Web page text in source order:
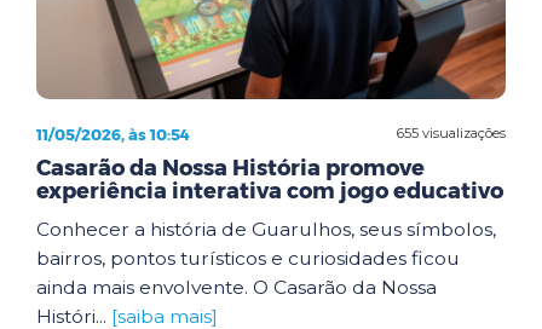
655 visualizações
11/05/2026, às 10:54
Casarão da Nossa História promove
experiência interativa com jogo educativo
Conhecer a história de Guarulhos, seus símbolos,
bairros, pontos turísticos e curiosidades ficou
ainda mais envolvente. O Casarão da Nossa
Históri... [saiba mais]